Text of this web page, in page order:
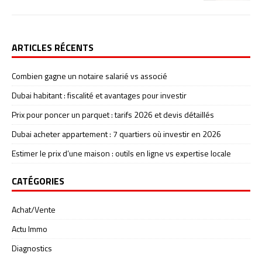
ARTICLES RÉCENTS
Combien gagne un notaire salarié vs associé
Dubai habitant : fiscalité et avantages pour investir
Prix pour poncer un parquet : tarifs 2026 et devis détaillés
Dubai acheter appartement : 7 quartiers où investir en 2026
Estimer le prix d’une maison : outils en ligne vs expertise locale
CATÉGORIES
Achat/Vente
Actu Immo
Diagnostics